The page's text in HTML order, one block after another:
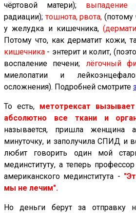
чёртовой матери);
радиации);тошнота, рвота, (потому
у желудка и кишечника,
Потому что, как дерматит кожи,
кишечника - энтерит и колит,
воспаление печени; лёгочный
миелопатии и
осложнения). Подробней смотрите
То есть, метотрексат
абсолютно все ткани и
называется, пришла женщина
минуточку, и заполучила СПИД и
любит говорить один мой
мединституту, а теперь
американского мединститута -
мы не лечим".
Но деньги берут за отправку